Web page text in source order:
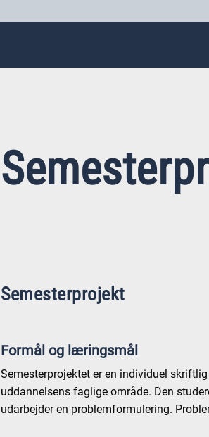
Semesterprojekt
Formål og læringsmål
Semesterprojektet er en individuel
uddannelsens faglige område. Den
udarbejder en problemformulering.